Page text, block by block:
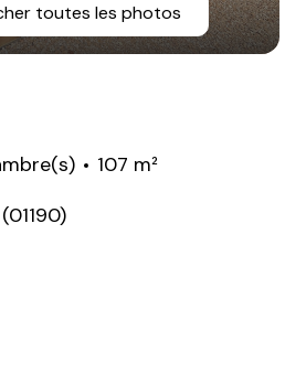
toutes les photos
107 m²